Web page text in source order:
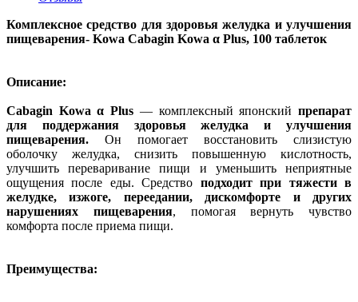
Комплексное средство для здоровья желудка и улучшения
пищеварения- Kowa Cabagin Kowa α Plus, 100 таблеток
Описание:
Cabagin Kowa α Plus — комплексный японскийпрепарат
для поддержания здоровья желудка и улучшения
пищеварения. Он помогает восстановить слизистую
оболочку желудка, снизить повышенную кислотность,
улучшить переваривание пищи и уменьшить неприятные
ощущения после еды. Средство подходит при тяжести в
желудке, изжоге, переедании, дискомфорте и других
нарушениях пищеварения, помогая вернуть чувство
комфорта после приема пищи.
Преимущества: